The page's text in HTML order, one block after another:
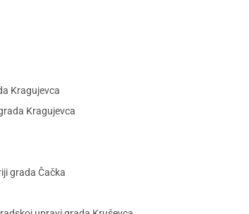
Kragujevca
Kragujevca
grada Čačka